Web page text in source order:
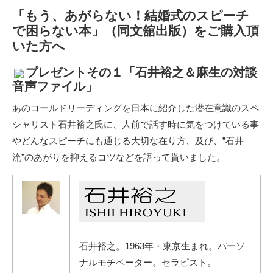
「もう、あがらない！結婚式のスピーチ
で困らない本」（同文舘出版）をご購入頂
いた方へ
プレゼントその１「石井裕之＆麻生の対談
音声ファイル」
あのコールドリーディングを日本に紹介した潜在意識のスペ
シャリスト石井裕之氏に、人前で話す時に気をつけている事
やどんなスピーチにも通じる大切な在り方、及び、”石井
流”のあがりを抑えるコツなどを語って貰いました。
石井裕之。1963年・東京生まれ。パーソ
ナルモチベーター。セラピスト。